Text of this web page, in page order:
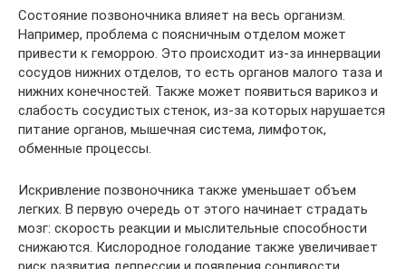
Состояние позвоночника влияет на весь организм.
Например, проблема с поясничным отделом может
привести к геморрою. Это происходит из-за иннервации
сосудов нижних отделов, то есть органов малого таза и
нижних конечностей. Также может появиться варикоз и
слабость сосудистых стенок, из-за которых нарушается
питание органов, мышечная система, лимфоток,
обменные процессы.
Искривление позвоночника также уменьшает объем
легких. В первую очередь от этого начинает страдать
мозг: скорость реакции и мыслительные способности
снижаются. Кислородное голодание также увеличивает